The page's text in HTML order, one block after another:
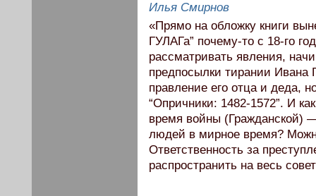
Илья Смирнов
«Прямо на обложку книги
ГУЛАГа” почему-то с 18-го
рассматривать явления,
предпосылки тирании Ивана
правление его отца и деда,
“Опричники: 1482-1572”. И
время войны (Гражданской)
людей в мирное время?
Ответственность за
распространить на весь